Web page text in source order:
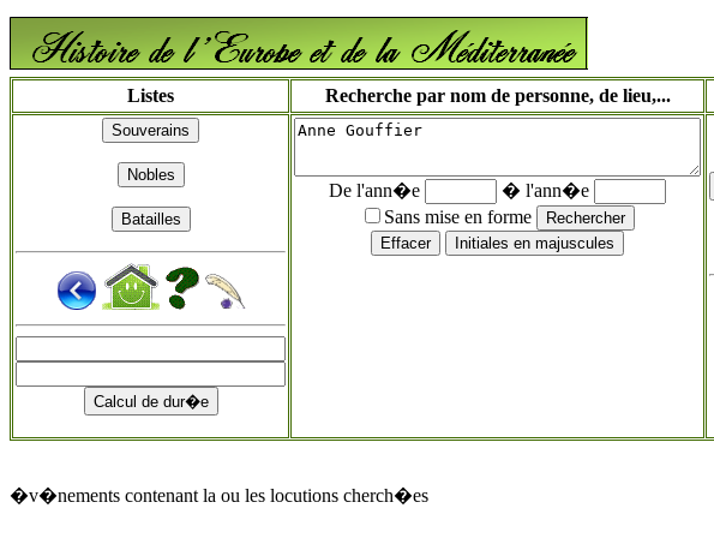
Listes Recherche par nom de personne, de lieu,...
De l'ann�e
� l'ann�e
Sans mise en forme
�v�nements contenant la ou les locutions cherch�es